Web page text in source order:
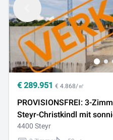
€ 289.951 € 4.868/㎡
PROVISIONSFREI: 3-
Steyr-Christkindl mit
4400 Steyr